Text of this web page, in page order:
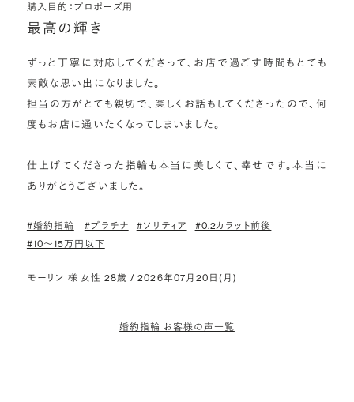
購入目的：プロポーズ用
最高の輝き
ずっと丁寧に対応してくださって、お店で過ごす時間もとても
素敵な思い出になりました。
担当の方がとても親切で、楽しくお話もしてくださったので、何
度もお店に通いたくなってしまいました。
仕上げてくださった指輪も本当に美しくて、幸せです。本当に
ありがとうございました。
#婚約指輪 #プラチナ #ソリティア
#0.2カラット前後
#10〜15万円以下
モーリン 様 女性 28歳 / 2026年07月20日(月)
婚約指輪 お客様の声一覧